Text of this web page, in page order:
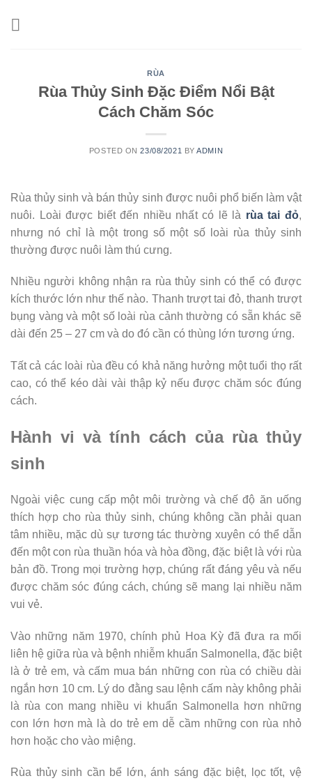
RÙA
Rùa Thủy Sinh Đặc Điểm Nổi Bật
Cách Chăm Sóc
POSTED ON23/08/2021 BYADMIN
Rùa thủy sinh và bán thủy sinh được nuôi phổ biến làm vật
nuôi. Loài được biết đến nhiều nhất có lẽ là rùa tai đỏ,
nhưng nó chỉ là một trong số một số loài rùa thủy sinh
thường được nuôi làm thú cưng.
Nhiều người không nhận ra rùa thủy sinh có thể có được
kích thước lớn như thế nào. Thanh trượt tai đỏ, thanh trượt
bụng vàng và một số loài rùa cảnh thường có sẵn khác sẽ
dài đến 25 – 27 cm và do đó cần có thùng lớn tương ứng.
Tất cả các loài rùa đều có khả năng hưởng một tuổi thọ rất
cao, có thể kéo dài vài thập kỷ nếu được chăm sóc đúng
cách.
Hành vi và tính cách của rùa thủy
sinh
Ngoài việc cung cấp một môi trường và chế độ ăn uống
thích hợp cho rùa thủy sinh, chúng không cần phải quan
tâm nhiều, mặc dù sự tương tác thường xuyên có thể dẫn
đến một con rùa thuần hóa và hòa đồng, đặc biệt là với rùa
bản đồ. Trong mọi trường hợp, chúng rất đáng yêu và nếu
được chăm sóc đúng cách, chúng sẽ mang lại nhiều năm
vui vẻ.
Vào những năm 1970, chính phủ Hoa Kỳ đã đưa ra mối
liên hệ giữa rùa và bệnh nhiễm khuẩn Salmonella, đặc biệt
là ở trẻ em, và cấm mua bán những con rùa có chiều dài
ngắn hơn 10 cm. Lý do đằng sau lệnh cấm này không phải
là rùa con mang nhiều vi khuẩn Salmonella hơn những
con lớn hơn mà là do trẻ em dễ cầm những con rùa nhỏ
hơn hoặc cho vào miệng.
Rùa thủy sinh cần bể lớn, ánh sáng đặc biệt, lọc tốt, vệ